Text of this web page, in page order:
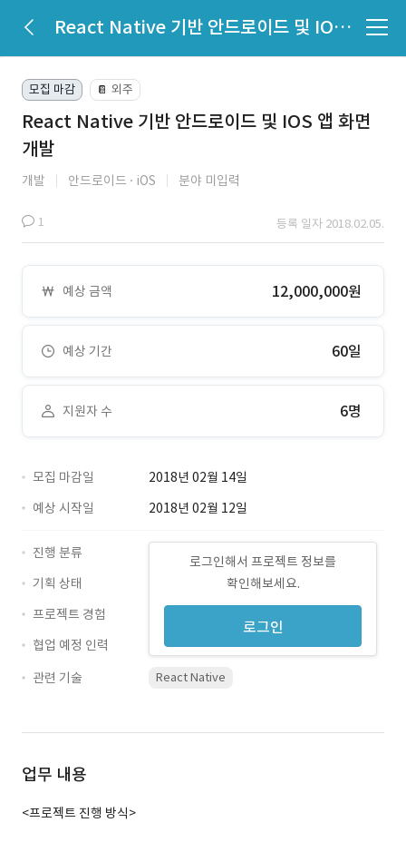
React Native 기반 안드로이드 및 IOS 앱 화면 개발
모집 마감 📔 외주
React Native 기반 안드로이드 및 IOS 앱 화면
개발
개발 안드로이드 iOS 분야 미입력
1 등록 일자 2018.02.05.
예상 금액 12,000,000원
예상 기간 60일
지원자 수 6명
모집 마감일
2018년 02월 14일
예상 시작일
2018년 02월 12일
로그인해서 프로젝트 정보를
확인해보세요.
로그인
진행 분류
기획 상태
프로젝트 경험
협업 예정 인력
관련 기술
React Native
업무 내용
<프로젝트 진행 방식>